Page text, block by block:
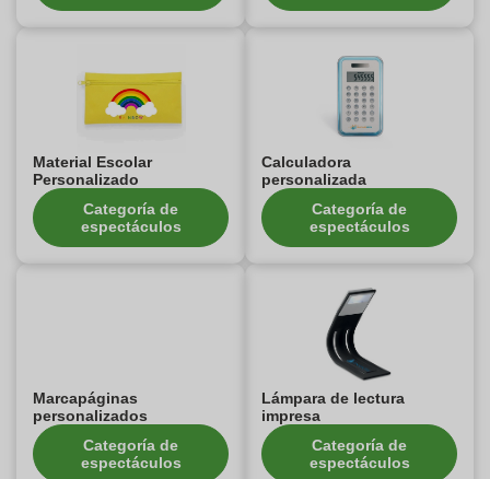
Material Escolar
Personalizado
Categoría de
espectáculos
Calculadora
personalizada
Categoría de
espectáculos
Marcapáginas
personalizados
Categoría de
espectáculos
Lámpara de lectura
impresa
Categoría de
espectáculos